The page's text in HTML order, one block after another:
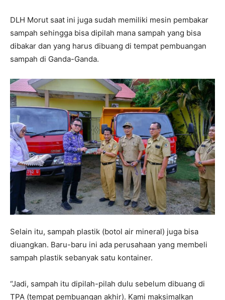
DLH Morut saat ini juga sudah memiliki mesin pembakar
sampah sehingga bisa dipilah mana sampah yang bisa
dibakar dan yang harus dibuang di tempat pembuangan
sampah di Ganda-Ganda.
Selain itu, sampah plastik (botol air mineral) juga bisa
diuangkan. Baru-baru ini ada perusahaan yang membeli
sampah plastik sebanyak satu kontainer.
“Jadi, sampah itu dipilah-pilah dulu sebelum dibuang di
TPA (tempat pembuangan akhir). Kami maksimalkan